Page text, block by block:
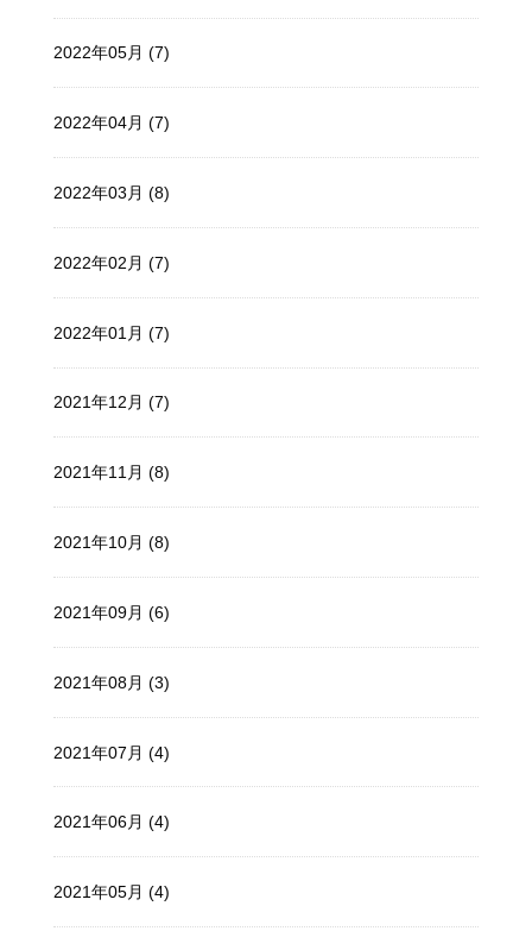
2022年05月 (7)
2022年04月 (7)
2022年03月 (8)
2022年02月 (7)
2022年01月 (7)
2021年12月 (7)
2021年11月 (8)
2021年10月 (8)
2021年09月 (6)
2021年08月 (3)
2021年07月 (4)
2021年06月 (4)
2021年05月 (4)